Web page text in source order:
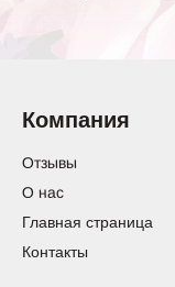
Компания
О нас
Главная страница
Контакты
Отзывы